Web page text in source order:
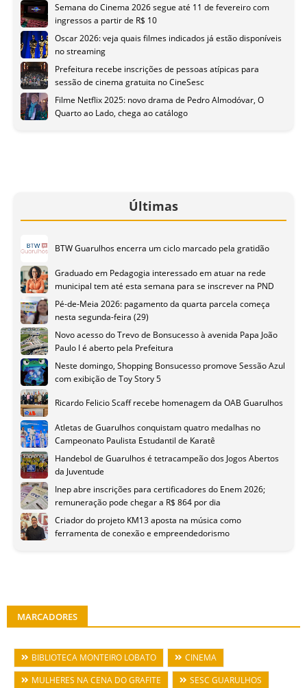
Semana do Cinema 2026 segue até 11 de fevereiro com
ingressos a partir de R$ 10
Oscar 2026: veja quais filmes indicados já estão disponíveis
no streaming
Prefeitura recebe inscrições de pessoas atípicas para
sessão de cinema gratuita no CineSesc
Filme Netflix 2025: novo drama de Pedro Almodóvar, O
Quarto ao Lado, chega ao catálogo
Últimas
BTW Guarulhos encerra um ciclo marcado pela gratidão
Graduado em Pedagogia interessado em atuar na rede
municipal tem até esta semana para se inscrever na PND
Pé-de-Meia 2026: pagamento da quarta parcela começa
nesta segunda-feira (29)
Novo acesso do Trevo de Bonsucesso à avenida Papa João
Paulo I é aberto pela Prefeitura
Neste domingo, Shopping Bonsucesso promove Sessão Azul
com exibição de Toy Story 5
Ricardo Felicio Scaff recebe homenagem da OAB Guarulhos
Atletas de Guarulhos conquistam quatro medalhas no
Campeonato Paulista Estudantil de Karatê
Handebol de Guarulhos é tetracampeão dos Jogos Abertos
da Juventude
Inep abre inscrições para certificadores do Enem 2026;
remuneração pode chegar a R$ 864 por dia
Criador do projeto KM13 aposta na música como
ferramenta de conexão e empreendedorismo
MARCADORES
BIBLIOTECA MONTEIRO LOBATO
CINEMA
MULHERES NA CENA DO GRAFITE
SESC GUARULHOS